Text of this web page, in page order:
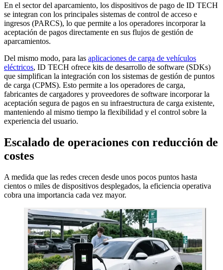
En el sector del aparcamiento, los dispositivos de pago de ID TECH
se integran con los principales sistemas de control de acceso e
ingresos (PARCS), lo que permite a los operadores incorporar la
aceptación de pagos directamente en sus flujos de gestión de
aparcamientos.
Del mismo modo, para las aplicaciones de carga de vehículos
eléctricos, ID TECH ofrece kits de desarrollo de software (SDKs)
que simplifican la integración con los sistemas de gestión de puntos
de carga (CPMS). Esto permite a los operadores de carga,
fabricantes de cargadores y proveedores de software incorporar la
aceptación segura de pagos en su infraestructura de carga existente,
manteniendo al mismo tiempo la flexibilidad y el control sobre la
experiencia del usuario.
Escalado de operaciones con reducción de
costes
A medida que las redes crecen desde unos pocos puntos hasta
cientos o miles de dispositivos desplegados, la eficiencia operativa
cobra una importancia cada vez mayor.